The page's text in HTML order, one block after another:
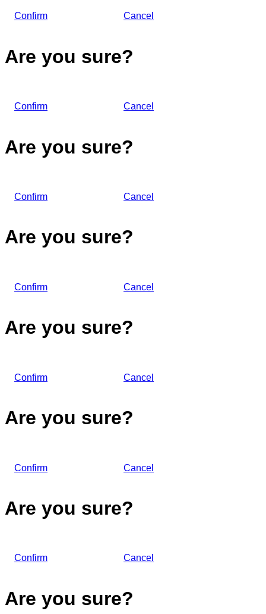
Confirm Cancel
Are you sure?
Confirm Cancel
Are you sure?
Confirm Cancel
Are you sure?
Confirm Cancel
Are you sure?
Confirm Cancel
Are you sure?
Confirm Cancel
Are you sure?
Confirm Cancel
Are you sure?